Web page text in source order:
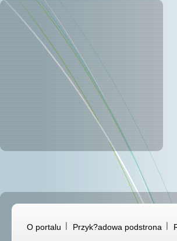
O portalu Przyk?adowa podstrona